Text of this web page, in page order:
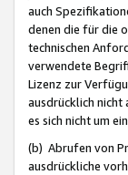
auch
denen die für die
technischen
verwendete
Lizenz zur
ausdrücklich nicht
es sich nicht um
(b) Abrufen von
ausdrückliche